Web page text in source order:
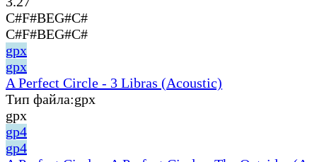
C#F#BEG#C#
C#F#BEG#C#
gpx
gpx
A Perfect Circle - 3 Libras (Acoustic)
Тип файла:gpx
gpx
gp4
gp4